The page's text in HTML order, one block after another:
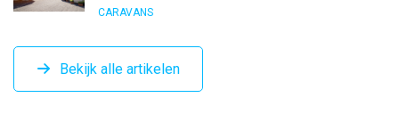
CARAVANS
Bekijk alle artikelen